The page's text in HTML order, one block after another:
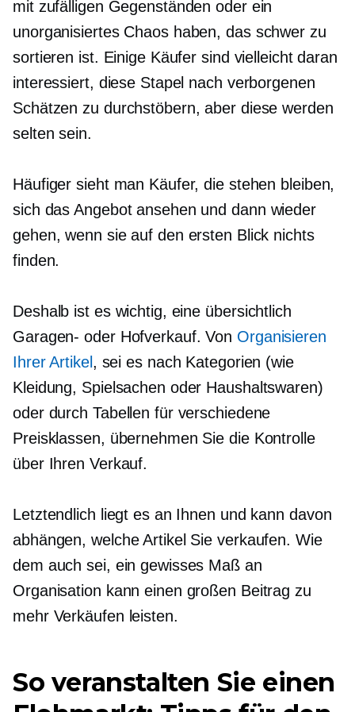
mit zufälligen Gegenständen oder ein
unorganisiertes Chaos haben, das schwer zu
sortieren ist. Einige Käufer sind vielleicht daran
interessiert, diese Stapel nach verborgenen
Schätzen zu durchstöbern, aber diese werden
selten sein.
Häufiger sieht man Käufer, die stehen bleiben,
sich das Angebot ansehen und dann wieder
gehen, wenn sie auf den ersten Blick nichts
finden.
Deshalb ist es wichtig, eine übersichtlich
Garagen- oder Hofverkauf. Von Organisieren
Ihrer Artikel , sei es nach Kategorien (wie
Kleidung, Spielsachen oder Haushaltswaren)
oder durch Tabellen für verschiedene
Preisklassen, übernehmen Sie die Kontrolle
über Ihren Verkauf.
Letztendlich liegt es an Ihnen und kann davon
abhängen, welche Artikel Sie verkaufen. Wie
dem auch sei, ein gewisses Maß an
Organisation kann einen großen Beitrag zu
mehr Verkäufen leisten.
So veranstalten Sie einen